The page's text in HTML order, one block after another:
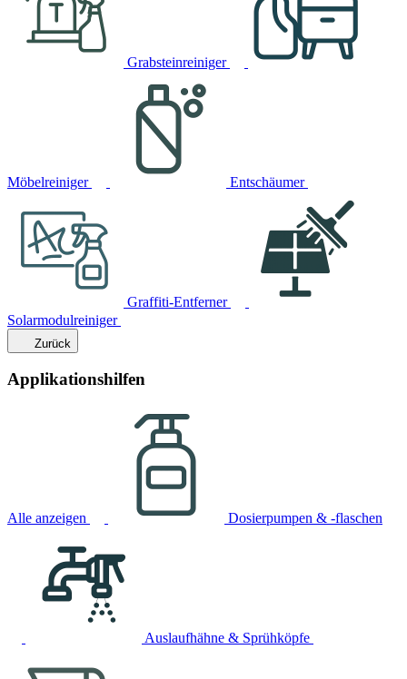
Grabsteinreiniger
Möbelreiniger Entschäumer
Graffiti-Entferner
Solarmodulreiniger
Zurück
Applikationshilfen
Alle anzeigen Dosierpumpen & -flaschen
Auslaufhähne & Sprühköpfe